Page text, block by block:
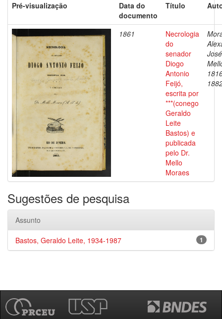
Pré-visualização
Data do
documento
Título
1861
Necrologia
do
senador
Diogo
Antonio
Feijó,
escrita por
***(conego
Geraldo
Leite
Bastos) e
publicada
pelo Dr.
Mello
Moraes
Sugestões de pesquisa
Assunto
1
Bastos, Geraldo Leite, 1934-1987